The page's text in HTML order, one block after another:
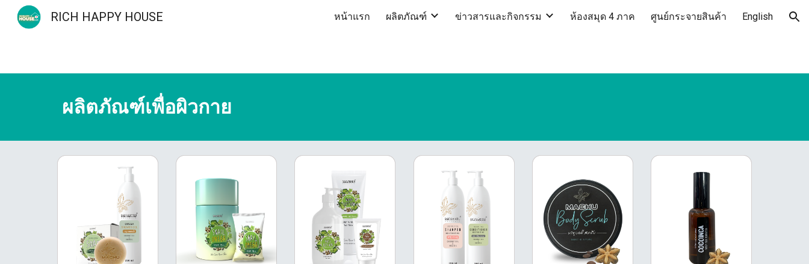
Skip to main content Skip to navigation
RICH HAPPY HOUSE หน้าแรก ผลิตภัณฑ์ ข่าวสารและกิจกรรม ห้องสมุด 4 ภาค ศูนย์กระจายสินค้า English
ผลิตภัณฑ์เพื่อผิวกาย